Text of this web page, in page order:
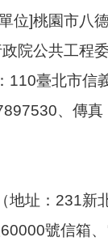
位]桃園市八
院公共工程
110臺北市信
、傳真
地址：231新
號信箱